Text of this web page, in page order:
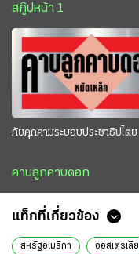
สกู๊ปหน้า 1
ภัยคุกคามระบอบประชาธิปไตย
คาบลูกคาบดอก
แท็กที่เกี่ยวข้อง
สหรัฐอเมริกา ออสเตรเลีย